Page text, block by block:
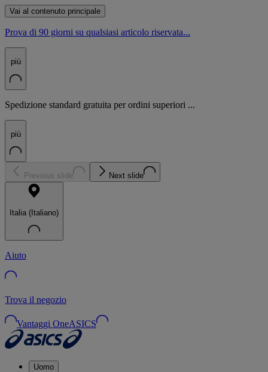
Vai al contenuto principale
Prova di 90 giorni su qualsiasi articolo riservata...
più
Spedizione standard gratuita per ordini superiori ...
più
Previous slide Next slide
Italia (Italiano)
Aiuto
Trova il negozio
Vantaggi OneASICS
Uomo